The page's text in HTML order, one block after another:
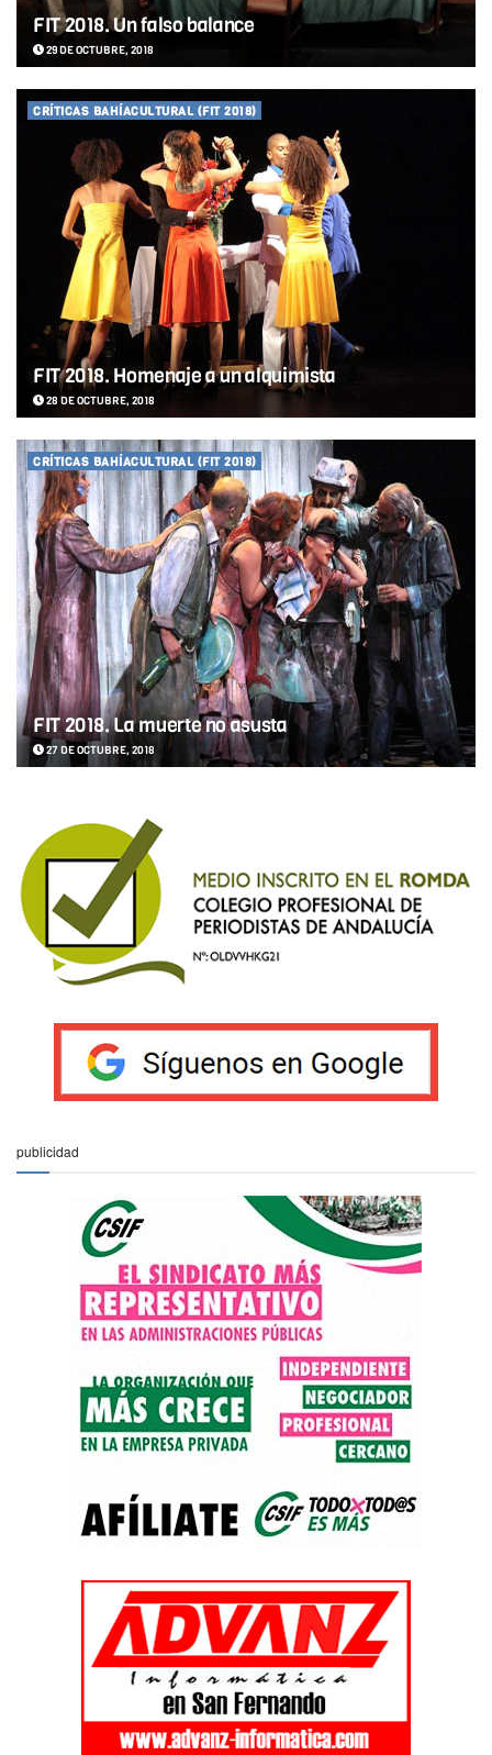
FIT 2018. Un falso balance
29 DE OCTUBRE, 2018
CRÍTICAS BAHÍACULTURAL (FIT 2018)
FIT 2018. Homenaje a un alquimista
28 DE OCTUBRE, 2018
CRÍTICAS BAHÍACULTURAL (FIT 2018)
FIT 2018. La muerte no asusta
27 DE OCTUBRE, 2018
publicidad